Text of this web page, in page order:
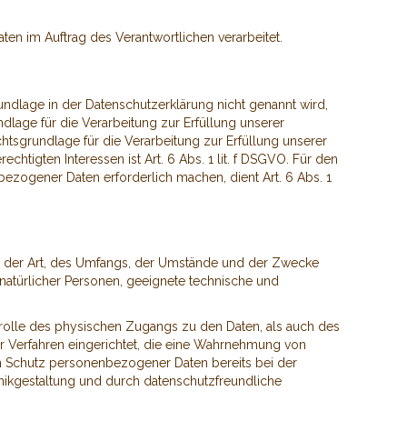
im Auftrag des Verantwortlichen verarbeitet.
in der Datenschutzerklärung nicht genannt wird,
für die Verarbeitung zur Erfüllung unserer
für die Verarbeitung zur Erfüllung unserer
Interessen ist Art. 6 Abs. 1 lit. f DSGVO. Für den
Daten erforderlich machen, dient Art. 6 Abs. 1
Art, des Umfangs, der Umstände und der Zwecke
Personen, geeignete technische und
des physischen Zugangs zu den Daten, als auch des
eingerichtet, die eine Wahrnehmung von
personenbezogener Daten bereits bei der
und durch datenschutzfreundliche